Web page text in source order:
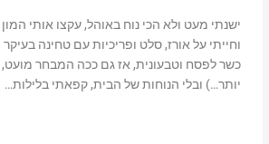
ישנתי מעט ולא הכי נוח באוהל, עקצו אותי המון
וחייתי על אורז, סלט ופריכיות עם טחינה
כשר לפסח וטבעונית, אז גם ככה המבחר
יותר…) ובלי הנוחות של הבית, קפאתי בלילות…